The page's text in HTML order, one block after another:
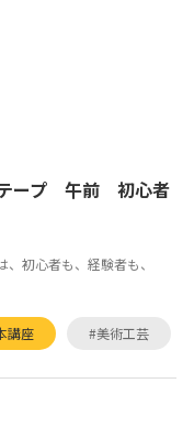
ープ 午前 初心者
初心者も、経験者も、
講座 #美術工芸